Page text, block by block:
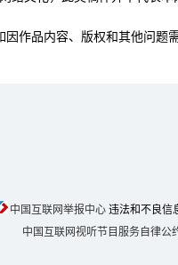
因作品内容、版权和其他问题
中国互联网举报中心违法和不良信
中国互联网视听节目服务自律公